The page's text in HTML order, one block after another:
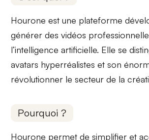
Hourone est une plateforme
générer des vidéos
l’intelligence artificielle. Elle se
avatars hyperréalistes et son
révolutionner le secteur de la
Pourquoi ?
Hourone permet desimplifier et